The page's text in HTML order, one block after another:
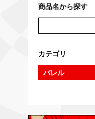
商品名から探す
カテゴリ